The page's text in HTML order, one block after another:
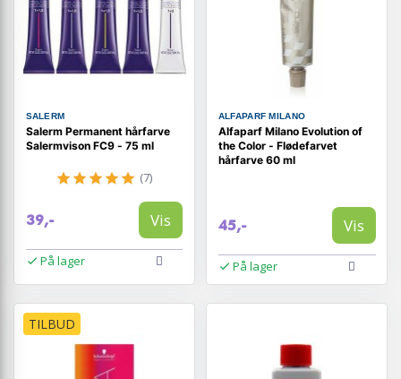
SALERM
Salerm Permanent hårfarve
Salermvison FC9 - 75 ml
(7)
39,- Vis
På lager
ALFAPARF MILANO
Alfaparf Milano Evolution of
the Color - Flødefarvet
hårfarve 60 ml
45,- Vis
På lager
TILBUD